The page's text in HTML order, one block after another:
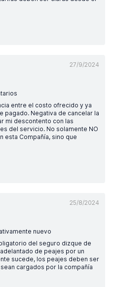
27/9/2024
entre el costo ofrecido y ya
pagado. Negativa de cancelar la
mi descontento con las
del servicio. No solamente NO
esta Compañía, sino que
25/8/2024
nuevo
del seguro dizque de
de peajes por un
sucede, los peajes deben ser
cargados por la compañía